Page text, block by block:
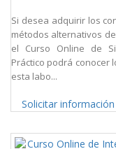
Si desea adquirir los
métodos alternativos
el Curso Online de
Práctico podrá
esta labo...
Solicitar información